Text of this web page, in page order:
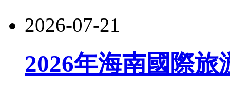
2026-07-21
2026年海南國際